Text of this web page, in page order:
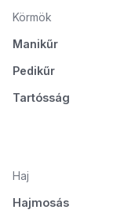
Körmök
Manikűr
Pedikűr
Tartósság
Haj
Hajmosás